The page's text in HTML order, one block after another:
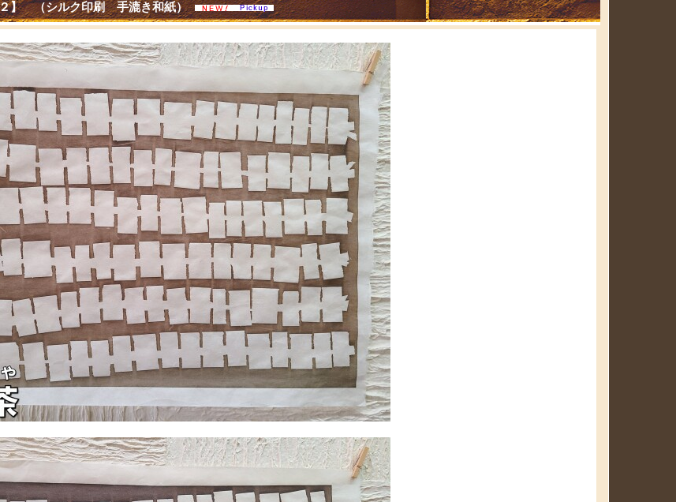
２】 （シルク印刷 手漉き和紙）